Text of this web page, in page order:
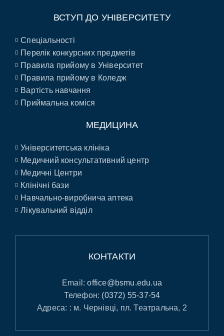
ВСТУП ДО УНІВЕРСИТЕТУ
Спеціальності
Перелік конкурсних предметів
Правила прийому в Університет
Правила прийому в Коледж
Вартість навчання
Приймальна коміся
МЕДИЦИНА
Університетська клініка
Медичний консультативний центр
Медичні Центри
Клінічні бази
Навчально-виробнича аптека
Лікувальний відділ
КОНТАКТИ
Email:office@bsmu.edu.ua
Телефон: (0372) 55-37-54
Адреса: : м. Чернівці, пл. Театральна, 2